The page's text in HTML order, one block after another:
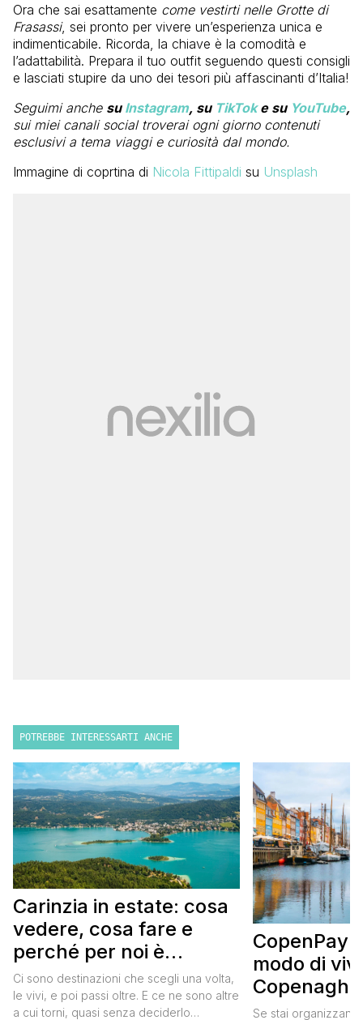
Ora che sai esattamente come vestirti nelle Grotte di
Frasassi, sei pronto per vivere un’esperienza unica e
indimenticabile. Ricorda, la chiave è la comodità e
l’adattabilità. Prepara il tuo outfit seguendo questi consigli
e lasciati stupire da uno dei tesori più affascinanti d’Italia!
Seguimi anche su Instagram, su TikToke su YouTube,
sui miei canali social troverai ogni giorno contenuti
esclusivi a tema viaggi e curiosità dal mondo.
Immagine di coprtina di Nicola Fittipaldi su Unsplash
POTREBBE INTERESSARTI ANCHE
Carinzia in estate: cosa
vedere, cosa fare e
perché per noi è
diventata una
destinazione del cuore
Ci sono destinazioni che scegli una volta,
le vivi, e poi passi oltre. E ce ne sono altre
a cui torni, quasi senza deciderlo
CopenPay:
modo di
meglio e
Se stai